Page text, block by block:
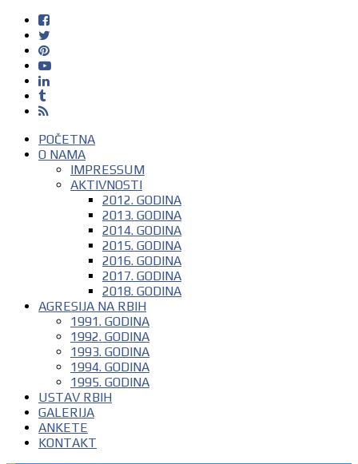
POČETNA
O NAMA
IMPRESSUM
AKTIVNOSTI
2012. GODINA
2013. GODINA
2014. GODINA
2015. GODINA
2016. GODINA
2017. GODINA
2018. GODINA
AGRESIJA NA RBIH
1991. GODINA
1992. GODINA
1993. GODINA
1994. GODINA
1995. GODINA
USTAV RBIH
GALERIJA
ANKETE
KONTAKT